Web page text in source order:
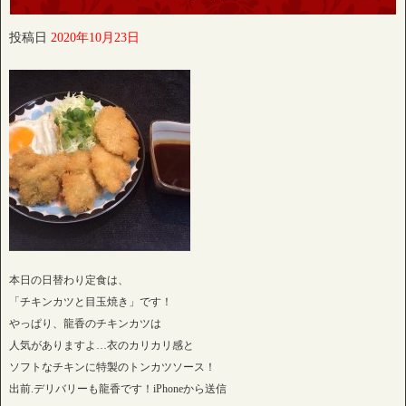
投稿日 2020年10月23日
本日の日替わり定食は、
「チキンカツと目玉焼き」です！
やっぱり、龍香のチキンカツは
人気がありますよ…衣のカリカリ感と
ソフトなチキンに特製のトンカツソース！
出前.デリバリーも龍香です！iPhoneから送信